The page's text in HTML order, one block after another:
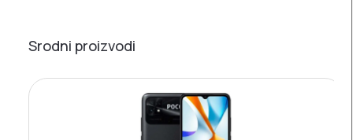
Srodni proizvodi